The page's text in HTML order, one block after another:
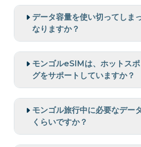
データ容量を使い切ってしま
なりますか？
モンゴルeSIMは、ホットス
グをサポートしていますか？
モンゴル旅行中に必要なデー
くらいですか？